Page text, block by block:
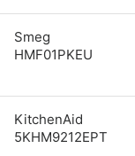
Smeg
HMF01PKEU
KitchenAid
5KHM9212EPT